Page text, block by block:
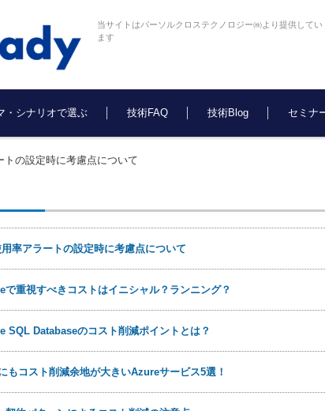
当サイトはパーソルクロステクノロジー㈱より提供してい
ます
・シナリオで選ぶ 技術FAQ 技術Blog セミナ
トの設定時に考慮点について
率アラートの設定時に考慮点について
で重視すべきコストはイニシャル？ランニング？
SQL Databaseのコスト削減ポイントとは？
もコスト削減余地が大きいAzureサービス5選！